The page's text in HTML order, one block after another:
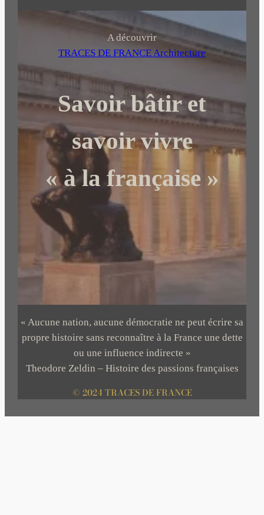
r
c
h
r
A découvrir
TRACES DE FRANCE Architecture
Savoir bâtir et
savoir vivre
« à la française »
« Aucune nation, aucune démocratie ne peut écrire sa
propre histoire sans reconnaître à la France une dette
ou une influence indirecte »
Theodore Zeldin – Histoire des passions françaises
© 2024 TRACES DE FRANCE